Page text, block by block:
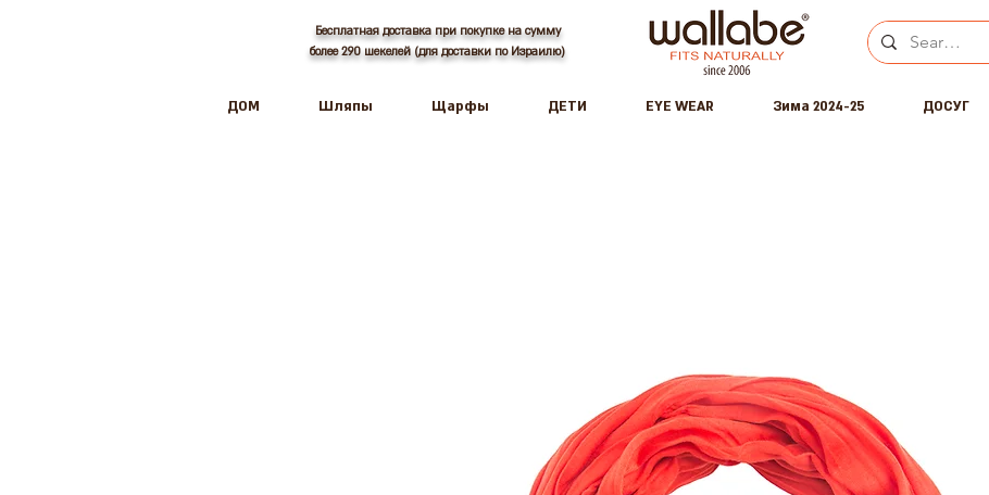
Бесплатная доставка при покупке на сумму
более 290 шекелей (для доставки по Израилю)
ДОМ Шляпы Щарфы ДЕТИ EYE WEAR Зима 2024-25 ДОСУГ